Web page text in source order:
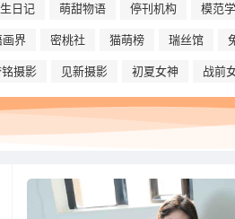
日记 萌甜物语 停刊机构 模范
画界 密桃社 猫萌榜 瑞丝馆
摄影 见新摄影 初夏女神 战前